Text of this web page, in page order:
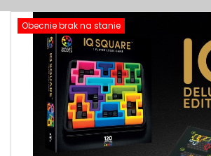
Obecnie brak na stanie